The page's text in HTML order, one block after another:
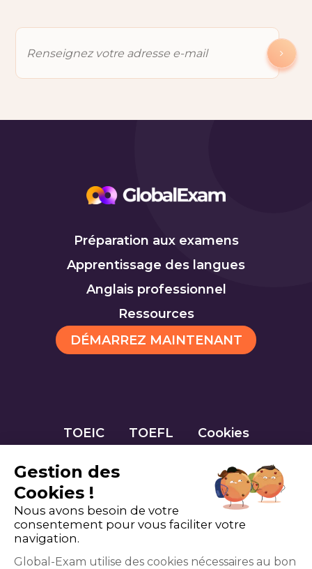
Préparation aux examens
Apprentissage des langues
Anglais professionnel
Ressources
DÉMARREZ MAINTENANT
TOEIC TOEFL Cookies
Gestion des
Cookies !
Nous avons besoin de votre
consentement pour vous faciliter votre
navigation.
Global-Exam utilise des cookies nécessaires au bon